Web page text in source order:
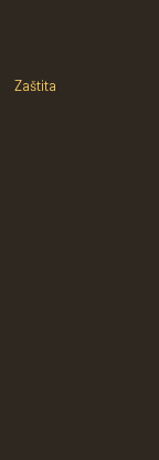
Zaštita